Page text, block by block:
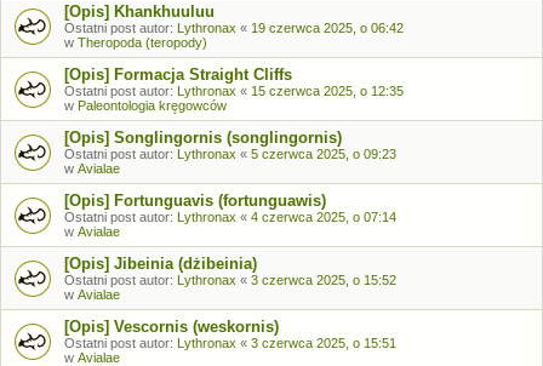
[Opis] Khankhuuluu
Ostatni post autor: Lythronax « 19 czerwca 2025, o 06:42
w Theropoda (teropody)
[Opis] Formacja Straight Cliffs
Ostatni post autor: Lythronax « 15 czerwca 2025, o 12:35
w Paleontologia kręgowców
[Opis] Songlingornis (songlingornis)
Ostatni post autor: Lythronax « 5 czerwca 2025, o 09:23
w Avialae
[Opis] Fortunguavis (fortunguawis)
Ostatni post autor: Lythronax « 4 czerwca 2025, o 07:14
w Avialae
[Opis] Jibeinia (dżibeinia)
Ostatni post autor: Lythronax « 3 czerwca 2025, o 15:52
w Avialae
[Opis] Vescornis (weskornis)
Ostatni post autor: Lythronax « 3 czerwca 2025, o 15:51
w Avialae